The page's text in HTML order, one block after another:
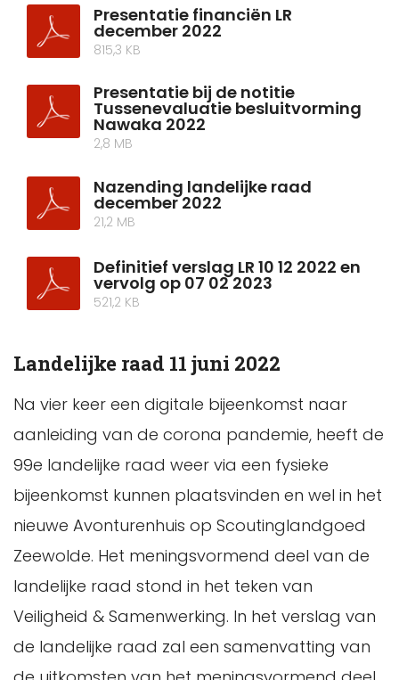
Presentatie financiën LR
december 2022
815,3 KB
Presentatie bij de notitie
Tussenevaluatie besluitvorming
Nawaka 2022
2,8 MB
Nazending landelijke raad
december 2022
21,2 MB
Definitief verslag LR 10 12 2022 en
vervolg op 07 02 2023
521,2 KB
Landelijke raad 11 juni 2022
Na vier keer een digitale bijeenkomst naar
aanleiding van de corona pandemie, heeft de
99e landelijke raad weer via een fysieke
bijeenkomst kunnen plaatsvinden en wel in het
nieuwe Avonturenhuis op Scoutinglandgoed
Zeewolde. Het meningsvormend deel van de
landelijke raad stond in het teken van
Veiligheid & Samenwerking. In het verslag van
de landelijke raad zal een samenvatting van